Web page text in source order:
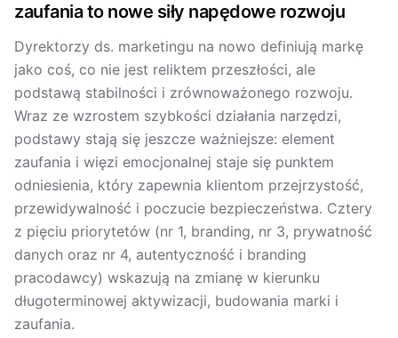
zaufania to nowe siły napędowe rozwoju
Dyrektorzy ds. marketingu na nowo definiują markę
jako coś, co nie jest reliktem przeszłości, ale
podstawą stabilności i zrównoważonego rozwoju.
Wraz ze wzrostem szybkości działania narzędzi,
podstawy stają się jeszcze ważniejsze: element
zaufania i więzi emocjonalnej staje się punktem
odniesienia, który zapewnia klientom przejrzystość,
przewidywalność i poczucie bezpieczeństwa. Cztery
z pięciu priorytetów (nr 1, branding, nr 3, prywatność
danych oraz nr 4, autentyczność i branding
pracodawcy) wskazują na zmianę w kierunku
długoterminowej aktywizacji, budowania marki i
zaufania.